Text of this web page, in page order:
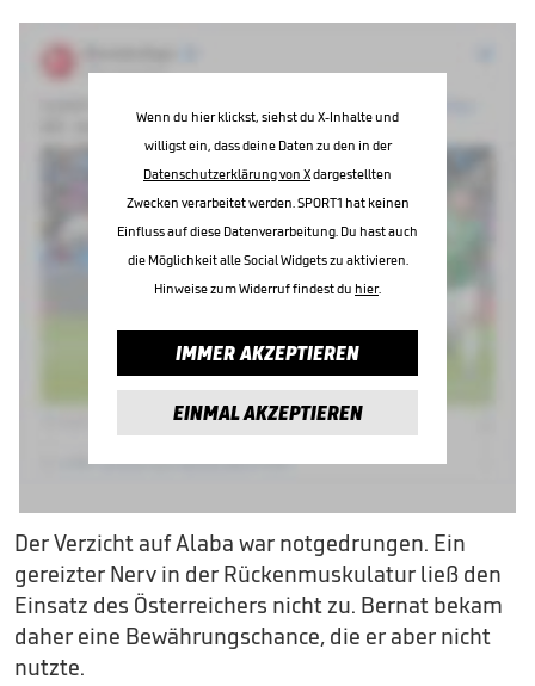
Wenn du hier klickst, siehst du X-Inhalte und
willigst ein, dass deine Daten zu den in der
Datenschutzerklärung von Xdargestellten
Zwecken verarbeitet werden. SPORT1 hat keinen
Einfluss auf diese Datenverarbeitung. Du hast auch
die Möglichkeit alle Social Widgets zu aktivieren.
Hinweise zum Widerruf findest du hier.
IMMER AKZEPTIEREN
EINMAL AKZEPTIEREN
Der Verzicht auf Alaba war notgedrungen. Ein
gereizter Nerv in der Rückenmuskulatur ließ den
Einsatz des Österreichers nicht zu. Bernat bekam
daher eine Bewährungschance, die er aber nicht
nutzte.